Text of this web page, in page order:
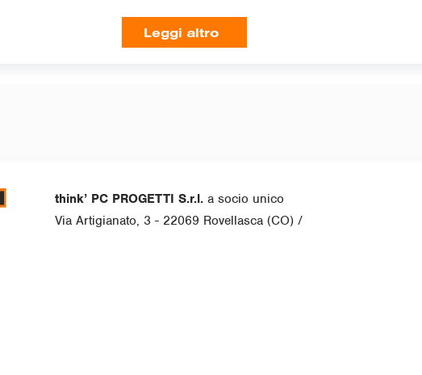
Leggi altro
think’ PC PROGETTI S.r.l. a socio unico
Via Artigianato, 3 - 22069 Rovellasca (CO) /